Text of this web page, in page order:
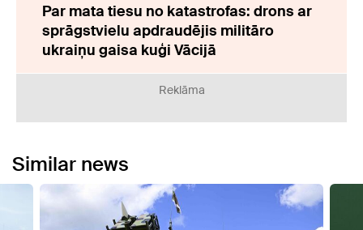
Par mata tiesu no katastrofas: drons ar
sprāgstvielu apdraudējis militāro
ukraiņu gaisa kuģi Vācijā
Reklāma
Similar news